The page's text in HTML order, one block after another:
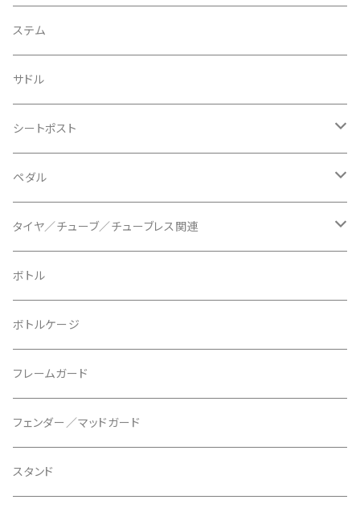
BIKEYOKE/バイクヨーク
BLACKBURN/ブラックバーン
BLB/ビーエルビー
BLUEGRASS/ブルーグラス
BONTRAGER/ボントレガー
BURGTEC/バーグテック
BUSCH＋MULLER/ブッシュ＆ミュラー
CAMELBAK/キャメルバッグ
CERAMIC SPEED/セラミックスピード
CHRIS KING/クリスキング
その他
ステムスペーサー
ケーブル類
チェーンガイド／キャッチャー
チェーンリング
ディスクブレーキ
ブレーキローター
ブレーキパッド
ディレーラーハンガー
トップキャップ
ベル
ボトムブラケット
リアディレーラー
フラット/ライザーバー
グリップ
バーテープ
グリップカラー / バーエンドキャップ
ステム
サドル
シートポスト
ドロッパーポスト
シートクランプ
ペダル
ビンディングペダル
フラットペダル
クリート
タイヤ／チューブ／チューブレス関連
700c
29" / 27.5"
〜26"
タイヤインサート
リムテープ
ボトル
ボトルケージ
フレームガード
フェンダー／マッドガード
スタンド